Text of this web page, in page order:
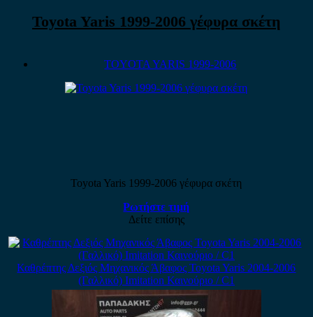
Toyota Yaris 1999-2006 γέφυρα σκέτη
TOYOTA YARIS 1999-2006
Toyota Yaris 1999-2006 γέφυρα σκέτη
Ρωτήστε τιμή
Δείτε επίσης
Καθρέπτης Δεξιός Μηχανικός Άβαφος Toyota Yaris 2004-2006
(Γαλλικό) Imitation Καινούριο / C1